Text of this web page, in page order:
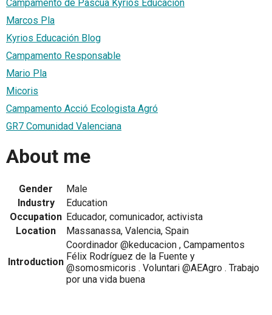
Campamento de Pascua Kyrios Educación
Marcos Pla
Kyrios Educación Blog
Campamento Responsable
Mario Pla
Micoris
Campamento Acció Ecologista Agró
GR7 Comunidad Valenciana
About me
Gender
Male
Industry
Education
Occupation Educador, comunicador, activista
Location
Massanassa, Valencia, Spain
Introduction
Coordinador @keducacion , Campamentos
Félix Rodríguez de la Fuente y
@somosmicoris . Voluntari @AEAgro . Trabajo
por una vida buena